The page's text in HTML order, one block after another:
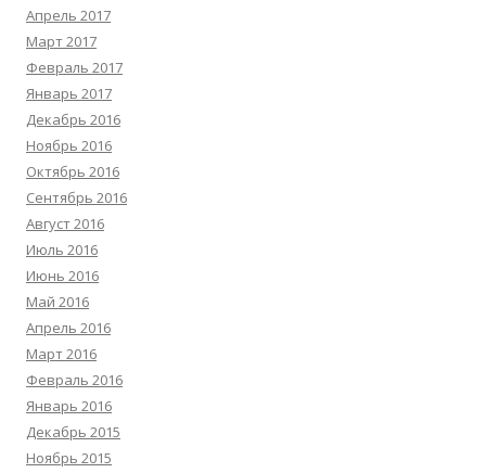
Апрель 2017
Март 2017
Февраль 2017
Январь 2017
Декабрь 2016
Ноябрь 2016
Октябрь 2016
Сентябрь 2016
Август 2016
Июль 2016
Июнь 2016
Май 2016
Апрель 2016
Март 2016
Февраль 2016
Январь 2016
Декабрь 2015
Ноябрь 2015